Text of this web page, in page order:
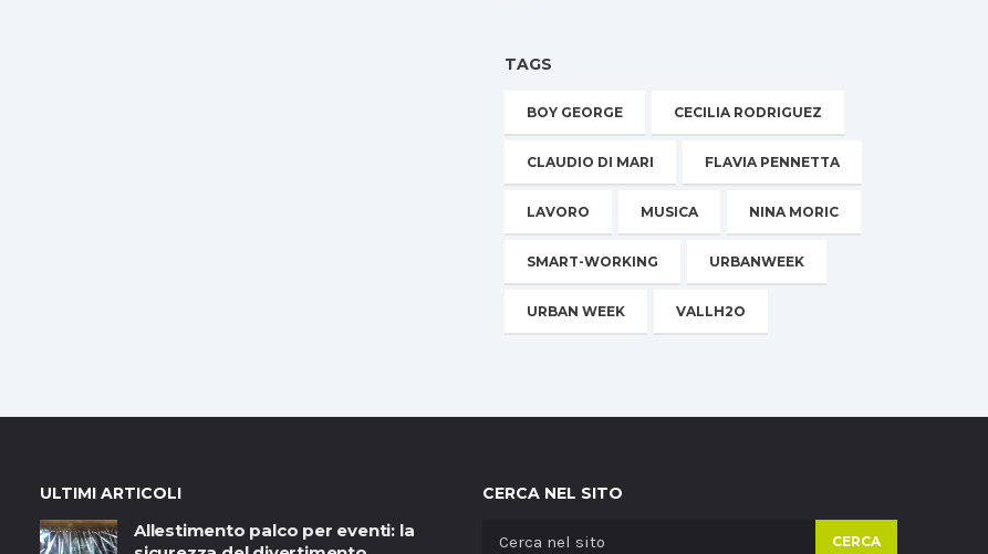
TAGS
BOY GEORGE CECILIA RODRIGUEZ
CLAUDIO DI MARI FLAVIA PENNETTA
LAVORO MUSICA NINA MORIC
SMART-WORKING URBANWEEK
URBAN WEEK VALLH2O
ULTIMI ARTICOLI
Allestimento palco per eventi: la
CERCA NEL SITO
CERCA